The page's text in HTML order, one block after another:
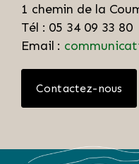
1 chemin de la
Tél : 05 34 09 33 80
Email :
Contactez-nous